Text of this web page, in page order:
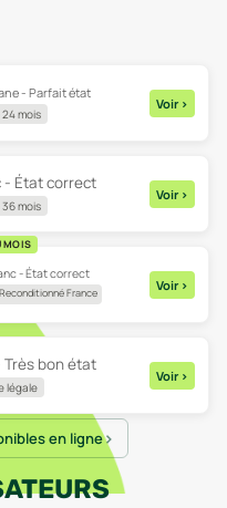
- Parfait état
mois
Voir >
- État correct
mois
Voir >
MOIS
- État correct
Reconditionné France Voir >
Très bon état
légale
Voir >
en ligne